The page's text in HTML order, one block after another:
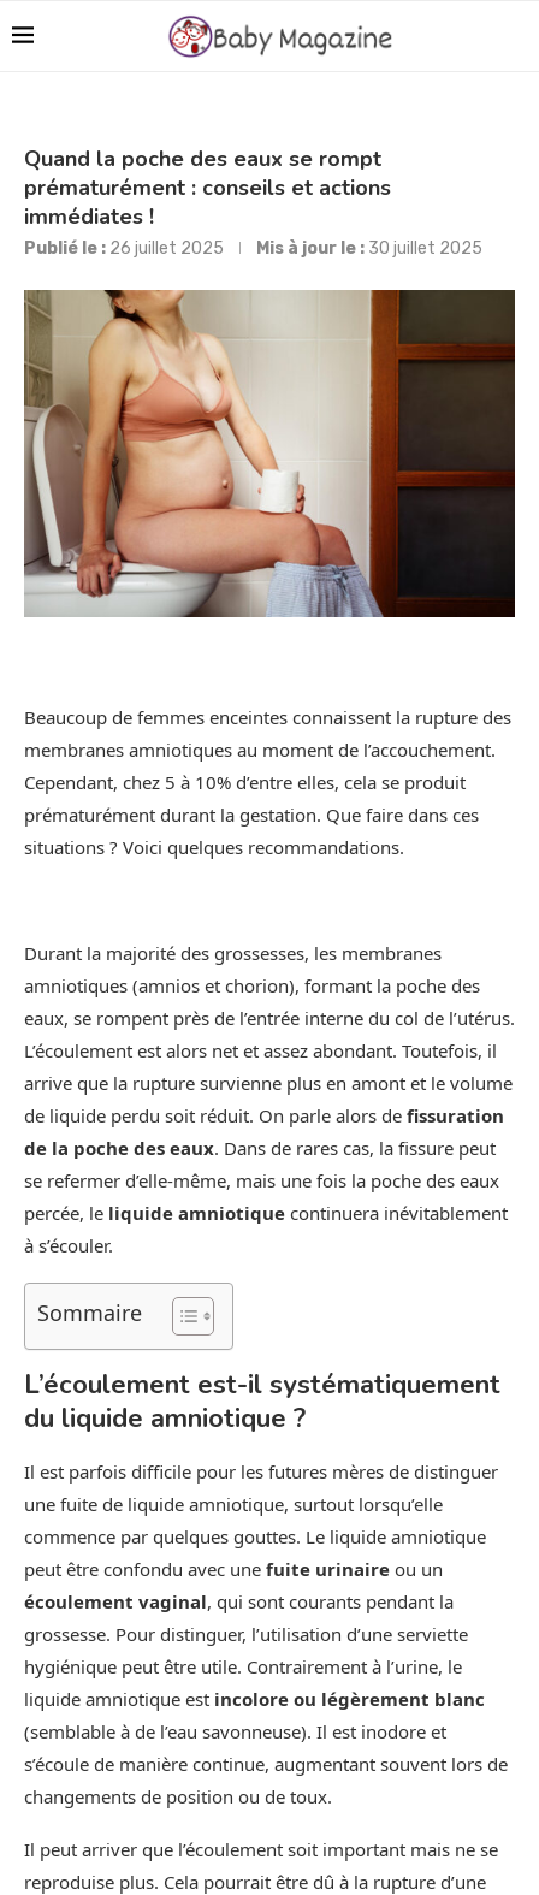
Quand la poche des eaux se rompt
prématurément : conseils et actions
immédiates !
Publié le : 26 juillet 2025 Mis à jour le : 30 juillet 2025
Beaucoup de femmes enceintes connaissent la rupture des
membranes amniotiques au moment de l’accouchement.
Cependant, chez 5 à 10% d’entre elles, cela se produit
prématurément durant la gestation. Que faire dans ces
situations ? Voici quelques recommandations.
Durant la majorité des grossesses, les membranes
amniotiques (amnios et chorion), formant la poche des
eaux, se rompent près de l’entrée interne du col de l’utérus.
L’écoulement est alors net et assez abondant. Toutefois, il
arrive que la rupture survienne plus en amont et le volume
de liquide perdu soit réduit. On parle alors de fissuration
de la poche des eaux. Dans de rares cas, la fissure peut
se refermer d’elle-même, mais une fois la poche des eaux
percée, le liquide amniotique continuera inévitablement
à s’écouler.
Sommaire
L’écoulement est-il systématiquement
du liquide amniotique ?
Il est parfois difficile pour les futures mères de distinguer
une fuite de liquide amniotique, surtout lorsqu’elle
commence par quelques gouttes. Le liquide amniotique
peut être confondu avec une fuite urinaire ou un
écoulement vaginal, qui sont courants pendant la
grossesse. Pour distinguer, l’utilisation d’une serviette
hygiénique peut être utile. Contrairement à l’urine, le
liquide amniotique est incolore ou légèrement blanc
(semblable à de l’eau savonneuse). Il est inodore et
s’écoule de manière continue, augmentant souvent lors de
changements de position ou de toux.
Il peut arriver que l’écoulement soit important mais ne se
reproduise plus. Cela pourrait être dû à la rupture d’une